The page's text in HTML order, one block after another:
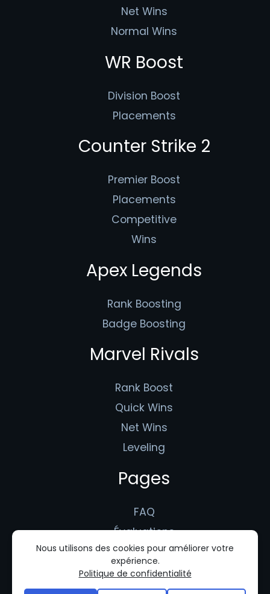
Nous utilisons des cookies pour améliorer votre
expérience.
Politique de confidentialité
Net Wins
Normal Wins
WR Boost
Division Boost
Placements
Counter Strike 2
Premier Boost
Placements
Competitive
Wins
Apex Legends
Rank Boosting
Badge Boosting
Marvel Rivals
Rank Boost
Quick Wins
Net Wins
Leveling
Pages
FAQ
Évaluations
Booster Application
Conditions d'utilisation